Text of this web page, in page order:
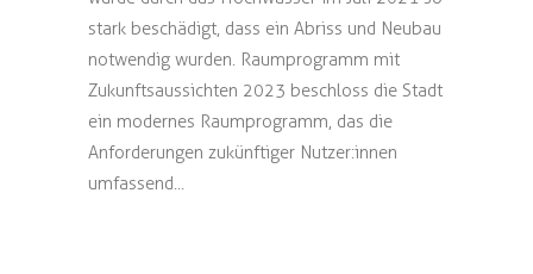
stark beschädigt, dass ein Abriss und Neubau
notwendig wurden. Raumprogramm mit
Zukunftsaussichten 2023 beschloss die Stadt
ein modernes Raumprogramm, das die
Anforderungen zukünftiger Nutzer:innen
umfassend...